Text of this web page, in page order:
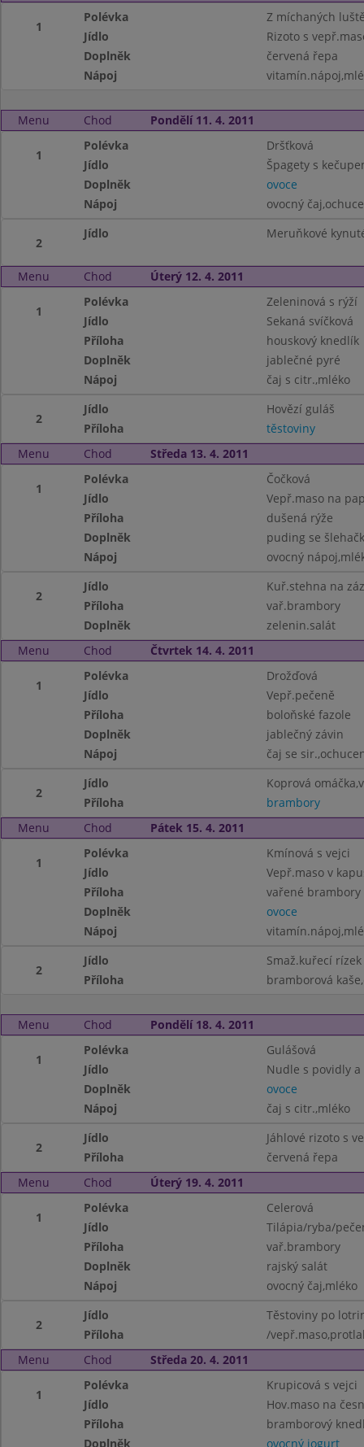
1
Polévka
Z míchaných
Jídlo
Rizoto s
Doplněk
červená řepa
Nápoj
Menu Chod Pondělí 11. 4. 2011
1
Polévka
Dršťková
Jídlo
Špagety s
Doplněk
ovoce
Nápoj
ovocný
2
Jídlo Meruňkové
Menu Chod Úterý 12. 4. 2011
1
Polévka
Zeleninová s rýží
Jídlo
Sekaná svíčková
Příloha
houskový knedlík
Doplněk
jablečné pyré
Nápoj
čaj s citr.,mléko
2
Jídlo
Hovězí guláš
Příloha
těstoviny
Menu
Chod Středa 13. 4. 2011
1
Polévka
Čočková
Jídlo
Vepř.maso na
Příloha
dušená rýže
Doplněk
puding se
Nápoj
ovocný
2
Jídlo
Kuř.stehna na
Příloha
vař.brambory
Doplněk
zelenin.salát
Menu
Chod Čtvrtek 14. 4. 2011
1
Polévka
Drožďová
Jídlo
Vepř.pečeně
Příloha
boloňské fazole
Doplněk
jablečný závin
Nápoj
čaj se
2
Jídlo
Koprová
Příloha
brambory
Menu
Chod Pátek 15. 4. 2011
1
Polévka
Kmínová s vejci
Jídlo
Vepř.maso v
Příloha
vařené brambory
Doplněk
ovoce
Nápoj
2
Jídlo
Smaž.kuřecí rízek
Příloha
bramborová
Menu Chod Pondělí 18. 4. 2011
1
Polévka
Gulášová
Jídlo
Nudle s povidly a
Doplněk
ovoce
Nápoj
čaj s citr.,mléko
2
Jídlo
Jáhlové rizoto s
Příloha
červená řepa
Menu
Chod Úterý 19. 4. 2011
1
Polévka
Celerová
Jídlo
Tilápia/ryba/
Příloha
vař.brambory
Doplněk
rajský salát
Nápoj
ovocný čaj,mléko
2
Jídlo
Těstoviny po
Příloha
/
Menu
Chod Středa 20. 4. 2011
1
Polévka
Krupicová s vejci
Jídlo
Hov.maso na
Příloha
bramborový
Doplněk
ovocný jogurt